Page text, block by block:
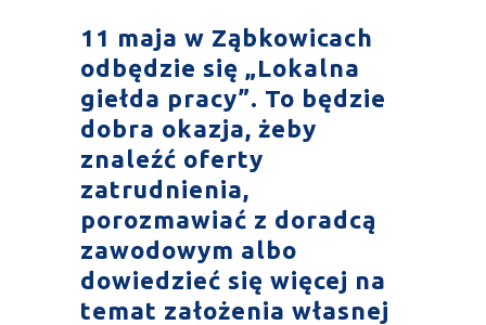
11 maja w Ząbkowicach
odbędzie się „Lokalna
giełda pracy”. To będzie
dobra okazja, żeby
znaleźć oferty
zatrudnienia,
porozmawiać z doradcą
zawodowym albo
dowiedzieć się więcej na
temat założenia własnej